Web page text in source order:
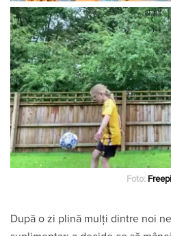
Foto:
După o zi plină mulți dintre noi